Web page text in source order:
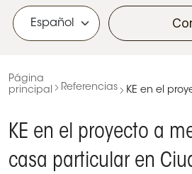
Página
principal
Referencias KE en el
KE en el proyecto a
casa particular en